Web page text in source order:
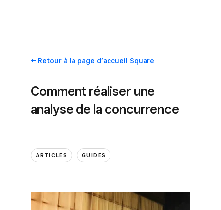
Retourà la page d’accueil Square
Comment réaliser une
analyse de la concurrence
ARTICLES GUIDES